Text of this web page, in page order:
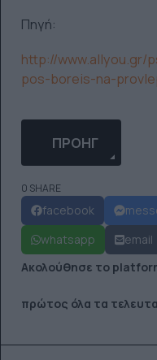
Πηγή:
http://www.allyou.gr/
pos-boreis-na-
ΠΡΟΗΓΟΎΜΕΝΟ
ΠΡΟΗΓ
0 SHARE
facebook
whatsapp
email
Ακολούθησε το
πρώτος όλα τα